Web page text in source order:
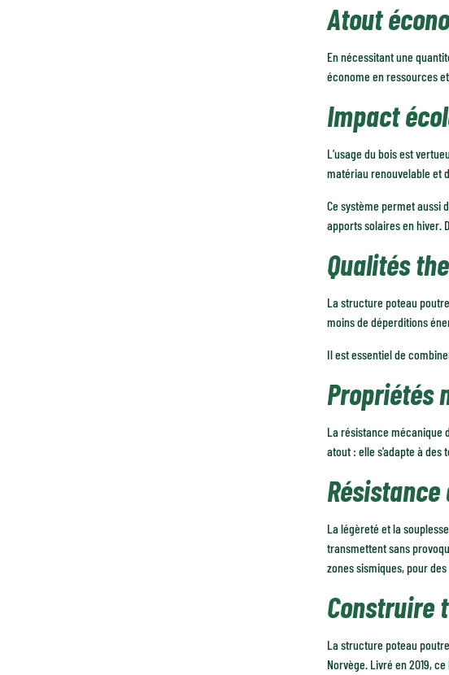
Atout
En nécessitant une
économe en ressources
Impact
L’usage du bois est
matériau renouvelable et
Ce système permet aussi
apports solaires en hiver.
Qualités
La structure poteau
moins de déperditions
Il est essentiel de
Propriétés
La résistance mécanique
atout : elle s’adapte à
La légèreté et la
transmettent sans
zones sismiques, pour
Construire
La structure poteau
Norvège. Livré en 2019,